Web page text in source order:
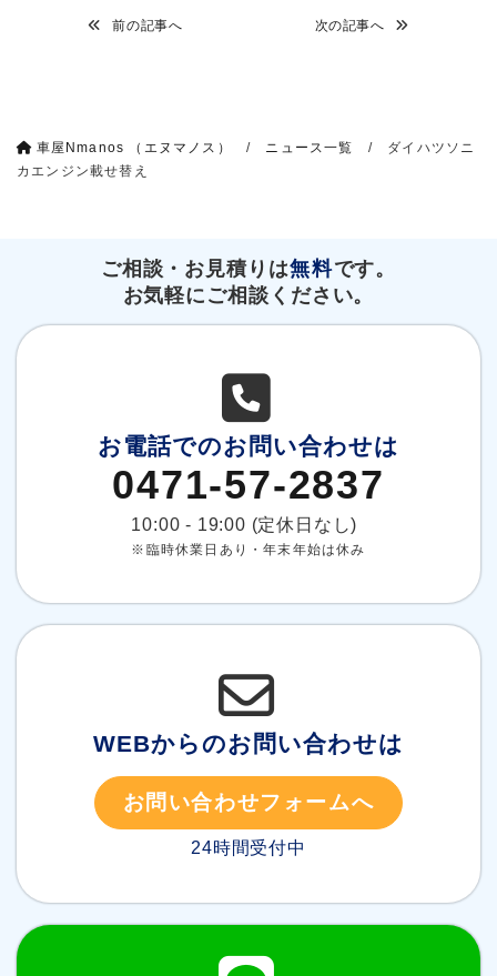
前の記事へ 次の記事へ
車屋Nmanos （エヌマノス） / ニュース一覧 / ダイハツソニ
カエンジン載せ替え
ご相談・お見積りは無料です。
お気軽にご相談ください。
お電話でのお問い合わせは
0471-57-2837
10:00 - 19:00 (定休日なし)
※臨時休業日あり・年末年始は休み
WEBからのお問い合わせは
お問い合わせフォームへ
24時間受付中